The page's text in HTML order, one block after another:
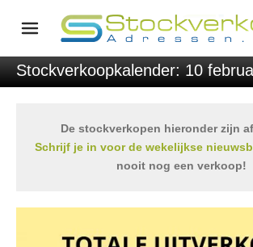
Stockverkoopkalender: 10
De stockverkopen hieronder zijn
Schrijf je in voor de wekelijkse
nooit nog een verkoop!